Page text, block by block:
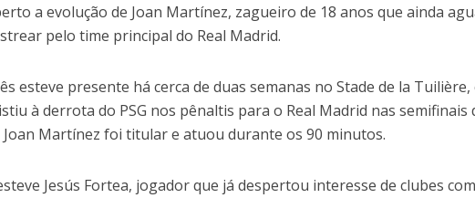
a evolução de Joan Martínez, zagueiro de 18 anos que ainda
pelo time principal do Real Madrid.
esteve presente há cerca de duas semanas no Stade de la Tuilière,
à derrota do PSG nos pênaltis para o Real Madrid nas semifinais
Joan Martínez foi titular e atuou durante os 90 minutos.
Jesús Fortea, jogador que já despertou interesse de clubes